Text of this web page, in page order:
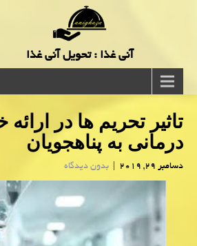
آنی غذا : تحویل آنی غذا
تاثیر تحریم ها در
درمانی به پناهجویان
دسامبر 29, 2019 | بدون دیدگاه